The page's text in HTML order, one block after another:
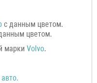
с данным цветом.
цветом.
марки Volvo.